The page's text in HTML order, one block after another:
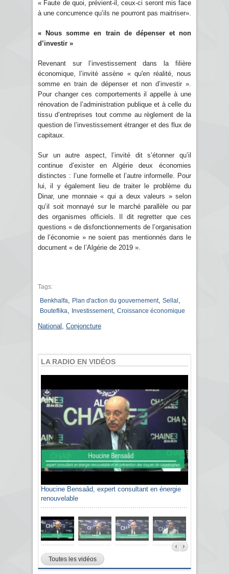
« Faute de quoi, prévient-il, ceux-ci seront mis face
à une concurrence qu’ils ne pourront pas maitriser».
« Nous somme en train de dépenser et non
d’investir »
Revenant sur l’investissement dans la filière
économique, l’invité assène « qu'en réalité, nous
somme en train de dépenser et non d’investir ».
Pour changer ces comportements il appelle à une
rénovation de l’administration publique et à celle du
tissu d’entreprises tout comme au règlement de la
question de l’investissement étranger et des flux de
capitaux.
Sur un autre aspect, l’invité dit s’étonner qu’il
continue d’exister en Algérie deux économies
distinctes : l’une formelle et l’autre informelle. Pour
lui, il y également lieu de traiter le problème du
Dinar, une monnaie « qui a deux valeurs » selon
qu’il soit monnayé sur le marché parallèle ou par
des organismes officiels. Il dit regretter que ces
questions « de disfonctionnements de l’organisation
de l’économie » ne soient pas mentionnés dans le
document « de l’Algérie de 2019 ».
Tags:
Benkhalfa
Plan d'action du gouvernement, Sellal
Bouteflika Investissement, Croissance économique
National Conjoncture
LA RADIO EN VIDÉOS
Houcine Bensaâd, expert consultant en énergie
renouvelable
Toutes les vidéos